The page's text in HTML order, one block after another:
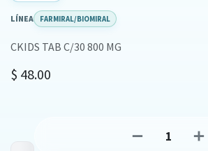
LÍNEA FARMIRAL/BIOMIRAL
CKIDS TAB C/30 800 MG
$ 48.00